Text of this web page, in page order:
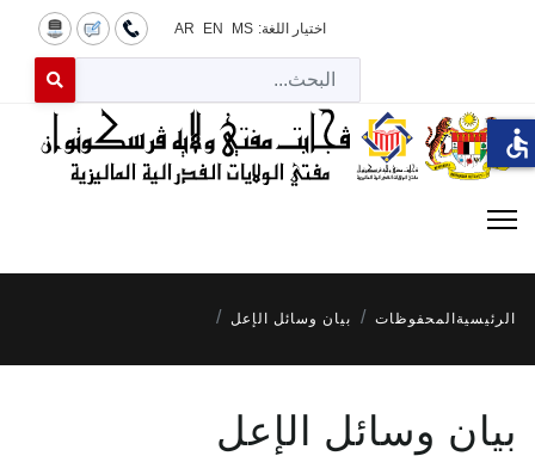
اختيار اللغة: MS
EN
AR
for results.
الرئيسية المحفوظات بيان وسائل الإعل
بيان وسائل الإعل
accessible